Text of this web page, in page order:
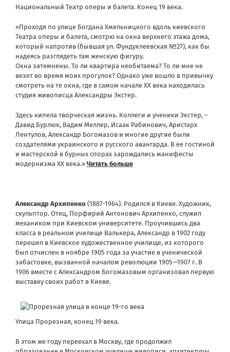
Национальный Театр оперы и балета. Конец 19 века.
«Проходя по улице Богдана Хмельницкого вдоль киевского
Театра оперы и балета, смотрю на окна верхнего этажа дома,
который напротив (бывшая ул. Фундуклеевская №27), как бы
надеясь разглядеть там женскую фигуру.
Окна затемнены. То ли квартира необитаема? То ли мне не
везет во время моих прогулок? Однако уже вошло в привычку
смотреть на те окна, где в самом начале XX века находилась
студия живописца Александры Экстер.
Здесь кипела творческая жизнь. Коллеги и ученики Экстер, –
Давид Бурлюк, Вадим Меллер, Исаак Рабинович, Аристарх
Лентулов, Александр Богомазов и многие другие были
создателями украинского и русского авангарда. В ее гостиной
и мастерской в бурных спорах зарождались манифесты
модернизма XX века.» Читать больше
Александр Архипенко (1887-1964). Родился в Киеве. Художник,
скульптор. Отец, Порфирий Антонович Архипенко, служил
механиком при Киевском университете. Проучившись два
класса в реальном училище Валькера, Александр в 1902 году
перешел в Киевское художественное училище, из которого
был отчислен в ноябре 1905 года за участие в ученической
забастовке, вызванной началом революции 1905—1907 г. В
1906 вместе с Александром Богомазовым организовал первую
выставку своих работ в Киеве.
Улица Прорезная, конец 19 века.
В этом же году переехал в Москву, где продолжил